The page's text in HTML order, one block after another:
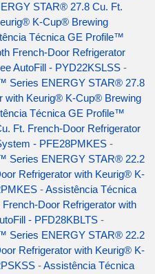
STAR® 27.8 Cu. Ft.
K-Cup® Brewing
Técnica GE Profile™
French-Door Refrigerator
AutoFill - PYD22KSLSS -
Series ENERGY STAR® 27.8
with Keurig® K-Cup® Brewing
Técnica GE Profile™
Ft. French-Door Refrigerator
- PFE28PMKES -
Series ENERGY STAR® 22.2
Refrigerator with Keurig® K-
-Assistência Técnica
Door Refrigerator with
- PFD28KBLTS -
Series ENERGY STAR® 22.2
Refrigerator with Keurig® K-
-Assistência Técnica